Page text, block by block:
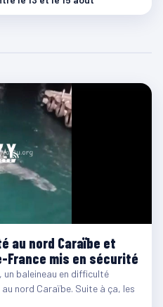
au nord Caraïbe et
France mis en sécurité
un baleineau en difficulté
nord Caraïbe. Suite à ça, les